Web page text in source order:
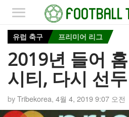
유럽 축구 프리미어 리그
2019년 들어
시티, 다시 선
byTribekorea, 4월 4, 2019 9:07 오전